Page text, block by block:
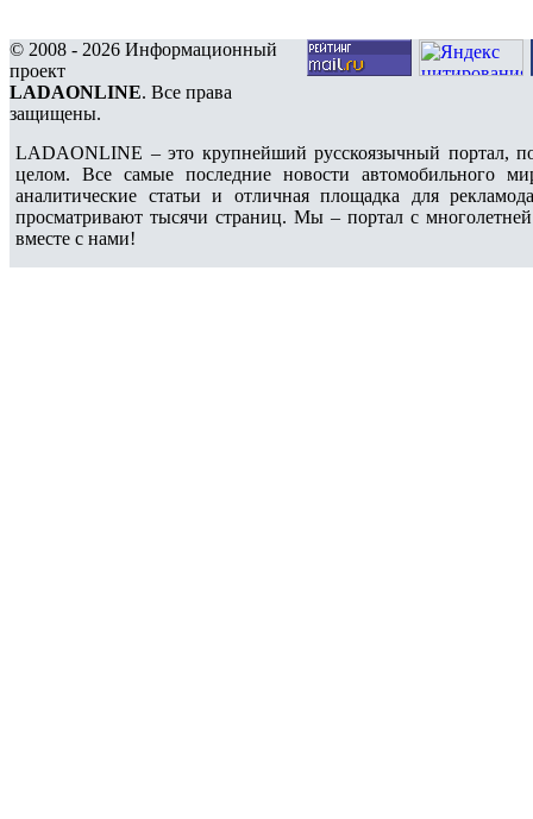
© 2008 - 2026 Информационный
проект
LADAONLINE. Все права
защищены.
LADAONLINE – это крупнейший русскоязычный портал,
целом. Все самые последние новости автомобильного
аналитические статьи и отличная площадка для
просматривают тысячи страниц. Мы – портал с
вместе с нами!